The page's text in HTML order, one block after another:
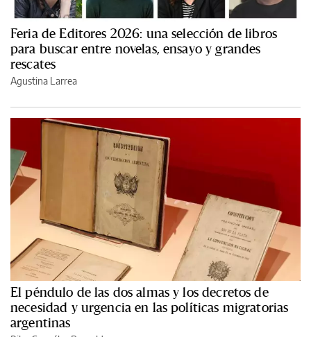
Feria de Editores 2026: una selección de libros
para buscar entre novelas, ensayo y grandes
rescates
Agustina Larrea
El péndulo de las dos almas y los decretos de
necesidad y urgencia en las políticas migratorias
argentinas